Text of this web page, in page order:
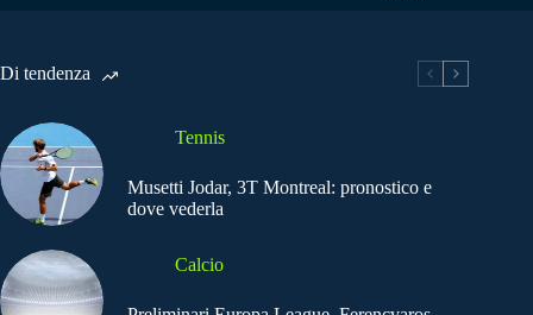
Di tendenza
Tennis
Musetti Jodar, 3T Montreal: pronostico e
dove vederla
Calcio